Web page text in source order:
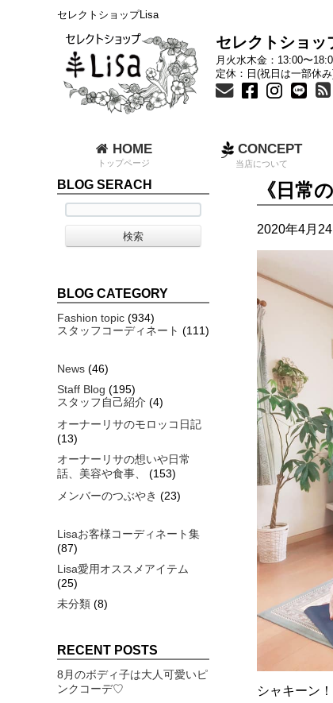
セレクトショップLisa
セレクトショッ
月火水木金：13:00〜
定休：日(祝日は一部休
HOME
トップページ
CONCEPT
当店について
《日常
2020年4月
シャキーン！
BLOG SERACH
BLOG CATEGORY
Fashion topic (934)
スタッフコーディネート (111)
News (46)
Staff Blog (195)
スタッフ自己紹介 (4)
オーナーリサのモロッコ日記
(13)
オーナーリサの想いや日常
話、美容や食事、
(153)
メンバーのつぶやき (23)
Lisaお客様コーディネート集
(87)
Lisa愛用オススメアイテム
(25)
未分類 (8)
RECENT POSTS
8月のボディ子は大人可愛いピ
ンクコーデ♡